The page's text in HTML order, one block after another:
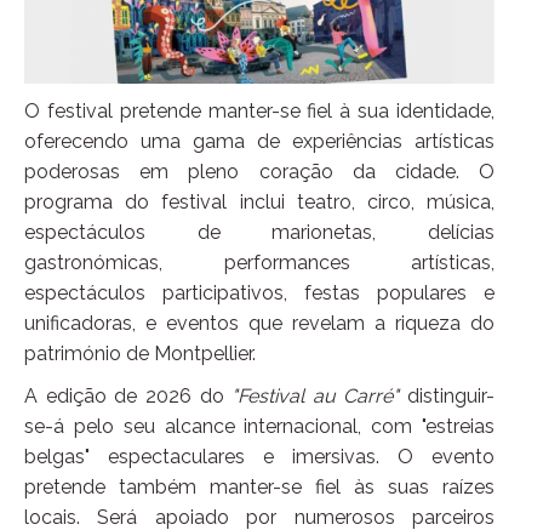
O festival pretende manter-se fiel à sua identidade,
oferecendo uma gama de experiências artísticas
poderosas em pleno coração da cidade. O
programa do festival inclui teatro, circo, música,
espectáculos de marionetas, delícias
gastronómicas, performances artísticas,
espectáculos participativos, festas populares e
unificadoras, e eventos que revelam a riqueza do
património de Montpellier.
A edição de 2026 do "Festival au Carré" distinguir-
se-á pelo seu alcance internacional, com "estreias
belgas" espectaculares e imersivas. O evento
pretende também manter-se fiel às suas raízes
locais. Será apoiado por numerosos parceiros